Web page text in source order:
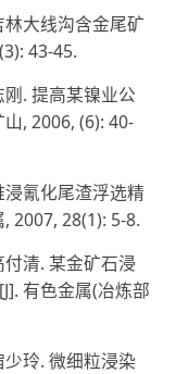
林大线沟含金尾矿
43-45.
刚. 提高某镍业公
, 2006, (6): 40-
浸氰化尾渣浮选精
, 2007, 28(1): 5-8.
付清. 某金矿石浸
[J]. 有色金属(冶炼部
少玲. 微细粒浸染